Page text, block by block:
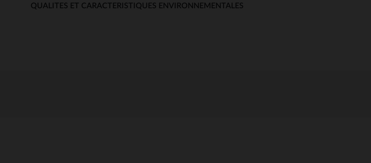
QUALITES ET CARACTERISTIQUES ENVIRONNEMENTALES